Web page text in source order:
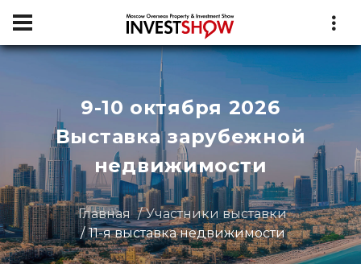
9-10 октября 2026
Выставка зарубежной
недвижимости
Главная
Участники выставки
11-я выставка недвижимости